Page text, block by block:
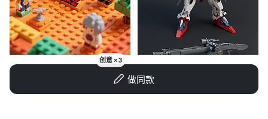
做同款
创意 × 3
微笑的leo